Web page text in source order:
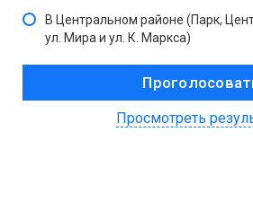
В Центральном районе (Парк,
ул. Мира и ул. К. Маркса)
Просмотреть